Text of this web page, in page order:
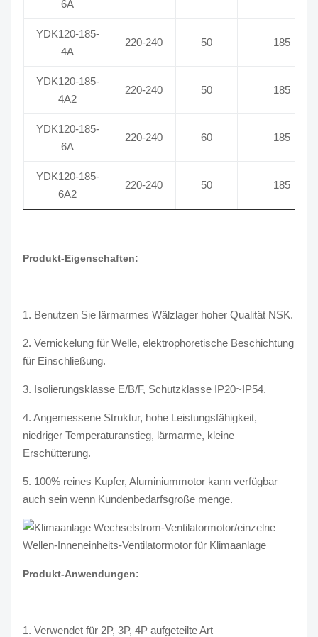
6A
YDK120-185-
4A
220-240 50 185
YDK120-185-
4A2
220-240 50 185
YDK120-185-
6A
220-240 60 185
YDK120-185-
6A2
220-240 50 185
Produkt-Eigenschaften:
1. Benutzen Sie lärmarmes Wälzlager hoher Qualität NSK.
2. Vernickelung für Welle, elektrophoretische Beschichtung
für Einschließung.
3. Isolierungsklasse E/B/F, Schutzklasse IP20~IP54.
4. Angemessene Struktur, hohe Leistungsfähigkeit,
niedriger Temperaturanstieg, lärmarme, kleine
Erschütterung.
5. 100% reines Kupfer, Aluminiummotor kann verfügbar
auch sein wenn Kundenbedarfsgroße menge.
Produkt-Anwendungen:
1. Verwendet für 2P, 3P, 4P aufgeteilte Art